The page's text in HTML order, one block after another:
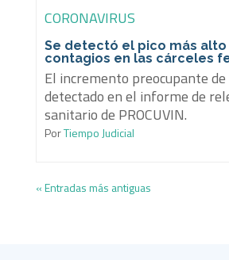
CORONAVIRUS
Se detectó el pico más alto
contagios en las cárceles
El incremento preocupante de
detectado en el informe de
sanitario de PROCUVIN.
PorTiempo Judicial
« Entradas más antiguas